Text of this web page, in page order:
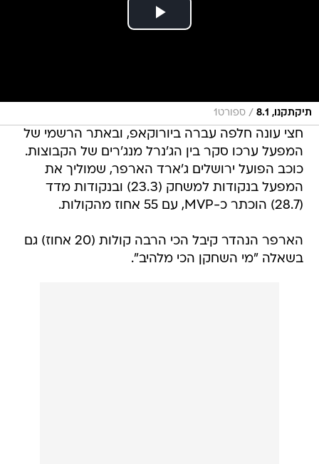
תיקתקנו, 8.1 / ספורט1
חצי עונה חלפה עברה ביורוקאפ, ובאתר הרשמי של
המפעל ערכו סקר בין הג'נרל מנג'רים של הקבוצות.
כוכב הפועל ירושלים ג'ארד הארפר, שמוליך את
המפעל בנקודות למשחק (23.3) ובנקודות מדד
(28.7) הוכתר כ-MVP, עם 55 אחוז מהקולות.
הארפר הנהדר קיבל הכי הרבה קולות (20 אחוז) גם
בשאלה "מי השחקן הכי מלהיב".